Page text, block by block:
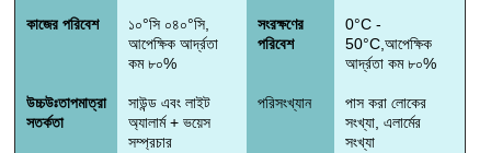
কাজের পরিবেশ
১০°সি ০৪০°সি,
আপেক্ষিক আর্দ্রতা
কম ৮০%
সংরক্ষণের
পরিবেশ
0°C -
50°C,আপেক্ষিক
আর্দ্রতা কম ৮০%
উচ্চউঃতাপমাত্রা
সতর্কতা
সাউন্ড এবং লাইট
অ্যালার্ম + ভয়েস
সম্প্রচার
পরিসংখ্যান
পাস করা লোকের
সংখ্যা, এলার্মের
সংখ্যা